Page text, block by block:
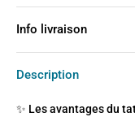
Info livraison
Description
✨ Les avantages du